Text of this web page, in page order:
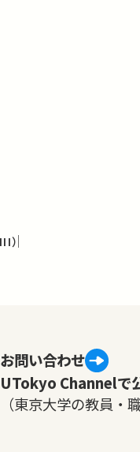
）
お問い合わせ
UTokyo Channelで
（東京大学の教員・